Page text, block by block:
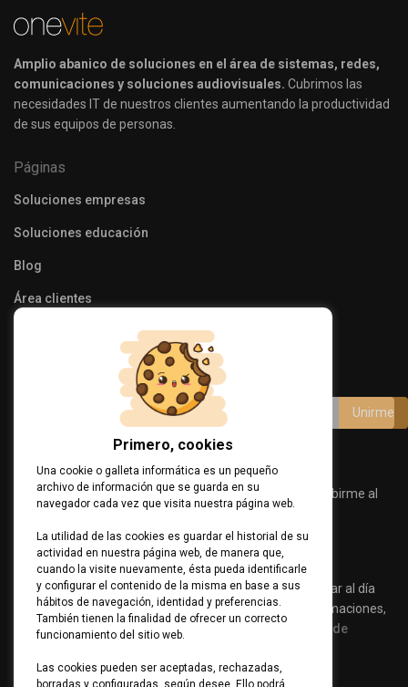
Amplio abanico de soluciones en el área de sistemas, redes,
comunicaciones y soluciones audiovisuales. Cubrimos las
necesidades IT de nuestros clientes aumentando la productividad
de sus equipos de personas.
Páginas
Soluciones empresas
Soluciones educación
Blog
Área clientes
Únete a nuestro canal
Acepto términos y condiciones
Consiento el uso de mis datos personales para suscribirme al
Canal de Comunicaciones.
Política de Privacidad
Ver Cláusula
Suscríbete a nuestro canal de comunicaciones para estar al día
sobre consejos de seguridad, productos o servicios, formaciones,
eventos… Para más información, visita nuestra
política de
Primero, cookies
Una cookie o galleta informática es un pequeño
archivo de información que se guarda en su
navegador cada vez que visita nuestra página web.
La utilidad de las cookies es guardar el historial de su
actividad en nuestra página web, de manera que,
cuando la visite nuevamente, ésta pueda identificarle
y configurar el contenido de la misma en base a sus
hábitos de navegación, identidad y preferencias.
También tienen la finalidad de ofrecer un correcto
funcionamiento del sitio web.
Las cookies pueden ser aceptadas, rechazadas,
borradas y configuradas, según desee. Ello podrá